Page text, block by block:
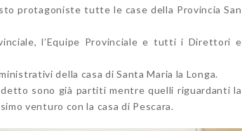
protagoniste tutte le case della Provincia San
l’Equipe Provinciale e tutti i Direttori e
della casa di Santa Maria la Longa.
sono già partiti mentre quelli riguardanti la
venturo con la casa di Pescara.